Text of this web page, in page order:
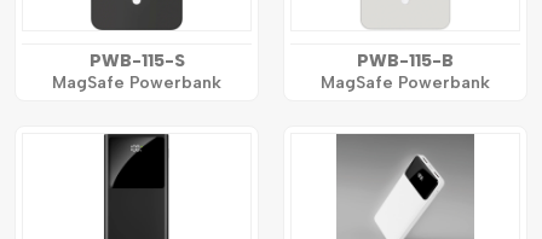
PWB-115-S
MagSafe Powerbank
PWB-115-B
MagSafe Powerbank